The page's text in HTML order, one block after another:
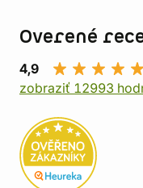
Overené
4,9
zobraziť 12993